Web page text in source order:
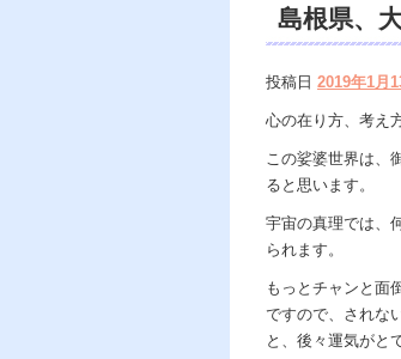
島根県、
投稿日 2019年1月
心の在り方、考え
この娑婆世界は、
ると思います。
宇宙の真理では、
られます。
もっとチャンと面
ですので、されな
と、後々運気がと